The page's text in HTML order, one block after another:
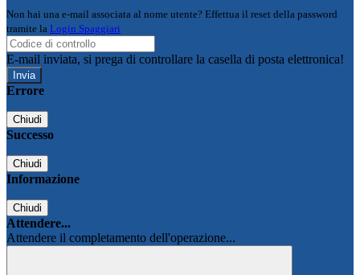
Non hai una e-mail associata al nome utente? Effettua il reset della password
tramite la Login Spaggiari
E-mail inviata, si prega di controllare la casella di posta elettronica!
Errore
Chiudi
Successo
Chiudi
Informazione
Chiudi
Attendere...
Attendere il completamento dell'operazione...